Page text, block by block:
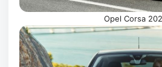
Opel Corsa